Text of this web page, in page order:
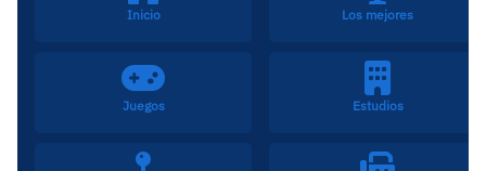
Inicio Los mejores
Juegos Estudios